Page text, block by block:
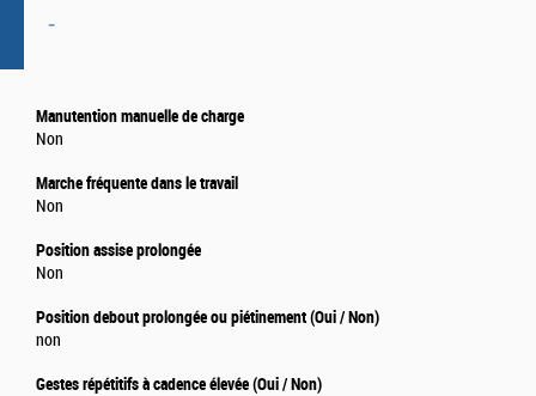
-
Manutention manuelle de charge
Non
Marche fréquente dans le travail
Non
Position assise prolongée
Non
Position debout prolongée ou piétinement (Oui / Non)
non
Gestes répétitifs à cadence élevée (Oui / Non)